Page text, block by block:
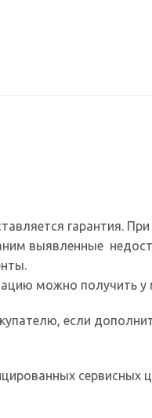
гарантия. При
выявленные
можно получить у
если
сервисных